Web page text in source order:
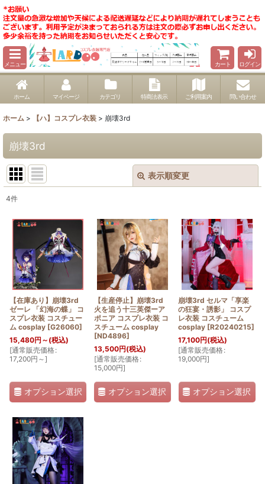
メニュー カート ログイン
ホーム マイページ カテゴリ 特商法表示 ご利用案内 問い合わせ
ホーム > 【ハ】コスプレ衣装 > 崩壊3rd
崩壊3rd
表示順変更
:
絞り込む
4件
【在庫あり】崩壊3rd
ゼーレ 「幻海の蝶」 コ
スプレ衣装 コスチュー
ム cosplay [G26060]
15,480円 ～ (税込)
[通常販売価格:
17,200円 ～]
オプション選択
【生産停止】崩壊3rd
火を追う十三英傑ーア
ポニア コスプレ衣装 コ
スチューム cosplay
[ND4896]
13,500円(税込)
[通常販売価格:
15,000円]
オプション選択
崩壊3rd セルマ「享楽
の狂宴・誘影」 コスプ
レ衣装 コスチューム
cosplay [R20240215]
17,100円(税込)
[通常販売価格:
19,000円]
オプション選択